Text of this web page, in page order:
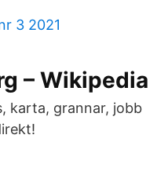
3 2021
– Wikipedia
karta, grannar, jobb